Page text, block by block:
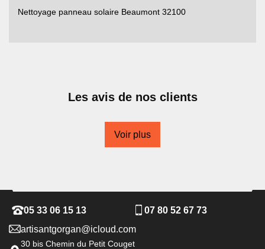
Nettoyage panneau solaire Beaumont 32100
Les avis de nos clients
Voir plus
05 33 06 15 13
07 80 52 67 73
artisantgorgan@icloud.com
30 bis Chemin du Petit Couget